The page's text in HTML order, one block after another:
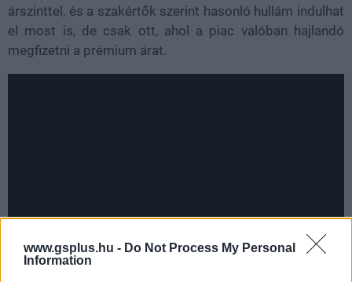
www.gsplus.hu - Do Not Process My Personal
Information
árszinttel, és a szakértők szerint hasonló hullám indulhat
el most is, de csak ott, ahol a piac valóban hajlandó
megfizetni a prémium árat.